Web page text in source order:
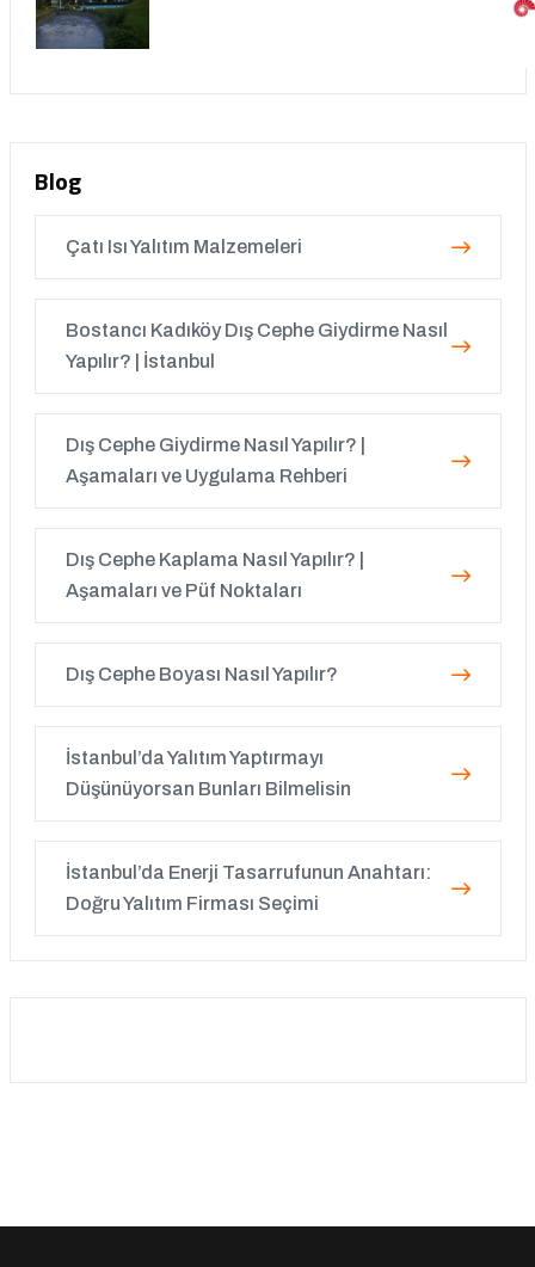
Blog
Çatı Isı Yalıtım Malzemeleri
Bostancı Kadıköy Dış Cephe Giydirme Nasıl
Yapılır? | İstanbul
Dış Cephe Giydirme Nasıl Yapılır? |
Aşamaları ve Uygulama Rehberi
Dış Cephe Kaplama Nasıl Yapılır? |
Aşamaları ve Püf Noktaları
Dış Cephe Boyası Nasıl Yapılır?
İstanbul’da Yalıtım Yaptırmayı
Düşünüyorsan Bunları Bilmelisin
İstanbul’da Enerji Tasarrufunun Anahtarı:
Doğru Yalıtım Firması Seçimi